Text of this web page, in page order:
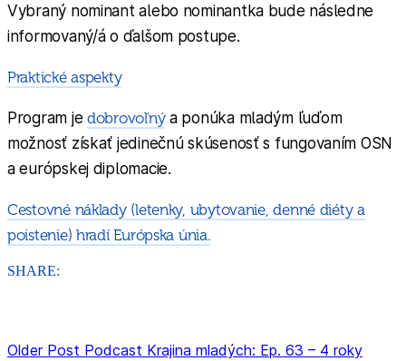
Vybraný nominant alebo nominantka bude následne
informovaný/á o ďalšom postupe.
Praktické aspekty
Program jedobrovoľnýa ponúka mladým ľuďom
možnosť získať jedinečnú skúsenosť s fungovaním OSN
a európskej diplomacie.
Cestovné náklady (letenky, ubytovanie, denné diéty a
poistenie) hradí Európska únia.
SHARE:
Older Post Podcast Krajina mladých: Ep. 63 – 4 roky